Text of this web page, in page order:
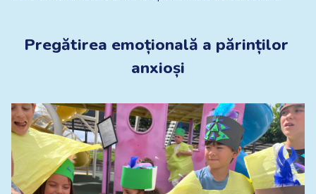
Pregătirea emoțională a părinților
anxioși